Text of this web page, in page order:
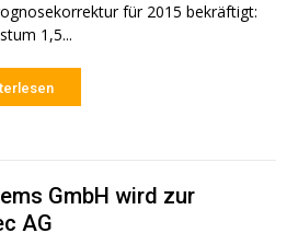
für 2015 bekräftigt:
1,5...
GmbH wird zur
AG